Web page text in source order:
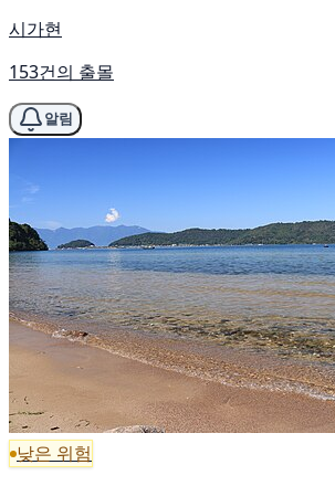
시가현
153건의 출몰
알림
낮은 위험